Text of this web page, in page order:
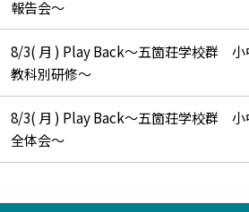
報告会～
8/3( 月 ) Play Back～五箇荘学校群 小
教科別研修～
8/3( 月 ) Play Back～五箇荘学校群 小
全体会～